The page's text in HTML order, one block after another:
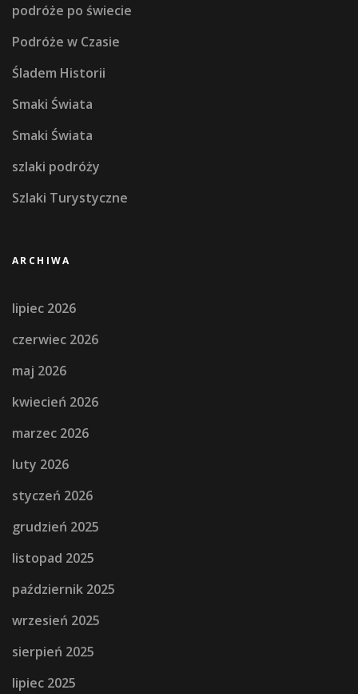
podróże po świecie
Podróże w Czasie
Śladem Historii
Smaki Świata
Smaki Świata
szlaki podróży
Szlaki Turystyczne
ARCHIWA
lipiec 2026
czerwiec 2026
maj 2026
kwiecień 2026
marzec 2026
luty 2026
styczeń 2026
grudzień 2025
listopad 2025
październik 2025
wrzesień 2025
sierpień 2025
lipiec 2025